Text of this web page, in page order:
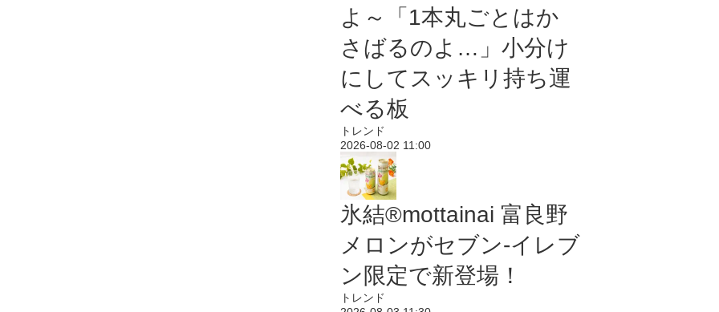
よ～「1本丸ごとはか
さばるのよ…」小分け
にしてスッキリ持ち運
べる板
トレンド
2026-08-02 11:00
氷結®mottainai 富良野
メロンがセブン‐イレブ
ン限定で新登場！
トレンド